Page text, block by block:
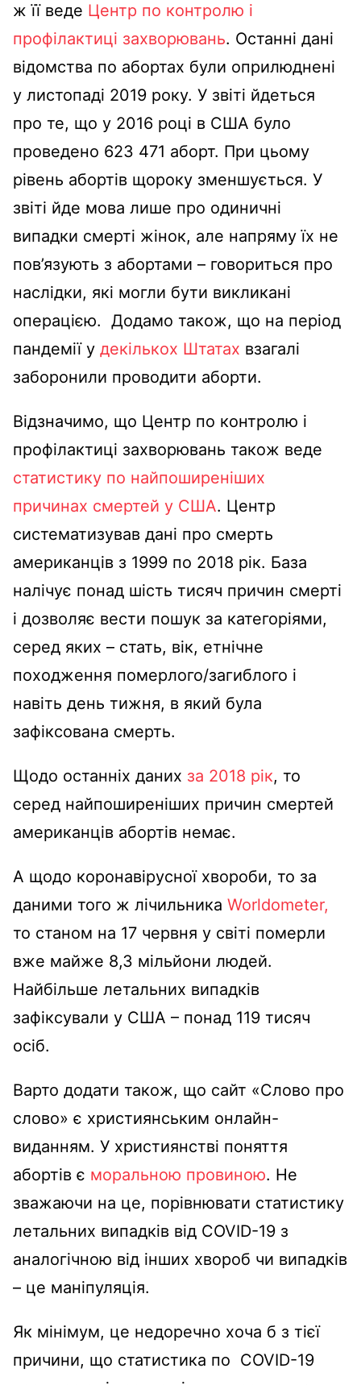
ж її веде Центр по контролю і
профілактиці захворювань. Останні дані
відомства по абортах були оприлюднені
у листопаді 2019 року. У звіті йдеться
про те, що у 2016 році в США було
проведено 623 471 аборт. При цьому
рівень абортів щороку зменшується. У
звіті йде мова лише про одиничні
випадки смерті жінок, але напряму їх не
пов’язують з абортами – говориться про
наслідки, які могли бути викликані
операцією. Додамо також, що на період
пандемії у декількох Штатах взагалі
заборонили проводити аборти.
Відзначимо, що Центр по контролю і
профілактиці захворювань також веде
статистику по найпоширеніших
причинах смертей у США. Центр
систематизував дані про смерть
американців з 1999 по 2018 рік. База
налічує понад шість тисяч причин смерті
і дозволяє вести пошук за категоріями,
серед яких – стать, вік, етнічне
походження померлого/загиблого і
навіть день тижня, в який була
зафіксована смерть.
Щодо останніх даних за 2018 рік, то
серед найпоширеніших причин смертей
американців абортів немає.
А щодо коронавірусної хвороби, то за
даними того ж лічильника Worldometer,
то станом на 17 червня у світі померли
вже майже 8,3 мільйони людей.
Найбільше летальних випадків
зафіксували у США – понад 119 тисяч
осіб.
Варто додати також, що сайт «Слово про
слово» є християнським онлайн-
виданням. У християнстві поняття
абортів є моральною провиною. Не
зважаючи на це, порівнювати статистику
летальних випадків від COVID-19 з
аналогічною від інших хвороб чи випадків
– це маніпуляція.
Як мінімум, це недоречно хоча б з тієї
причини, що статистика по COVID-19